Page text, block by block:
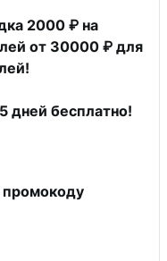
2000 ₽ на
от 30000 ₽ для
дней бесплатно!